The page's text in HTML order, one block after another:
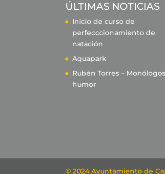
ÚLTIMAS NOTICIAS
Inicio de curso de
perfecccionamiento de
natación
Aquapark
Rubén Torres –
humor
© 2024 Ayuntamiento de